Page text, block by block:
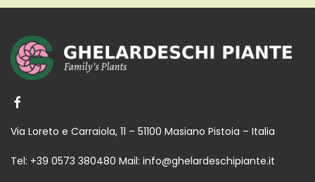
Via Loreto e Carraiola, 11 – 51100 Masiano Pistoia – Italia
Tel: +39 0573 380480 Mail: info@ghelardeschipiante.it